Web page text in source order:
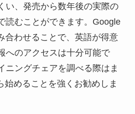
い、発売から数年後の実際の
読むことができます。Google
合わせることで、英語が得意
へのアクセスは十分可能で
ニングチェアを調べる際はま
始めることを強くお勧めしま